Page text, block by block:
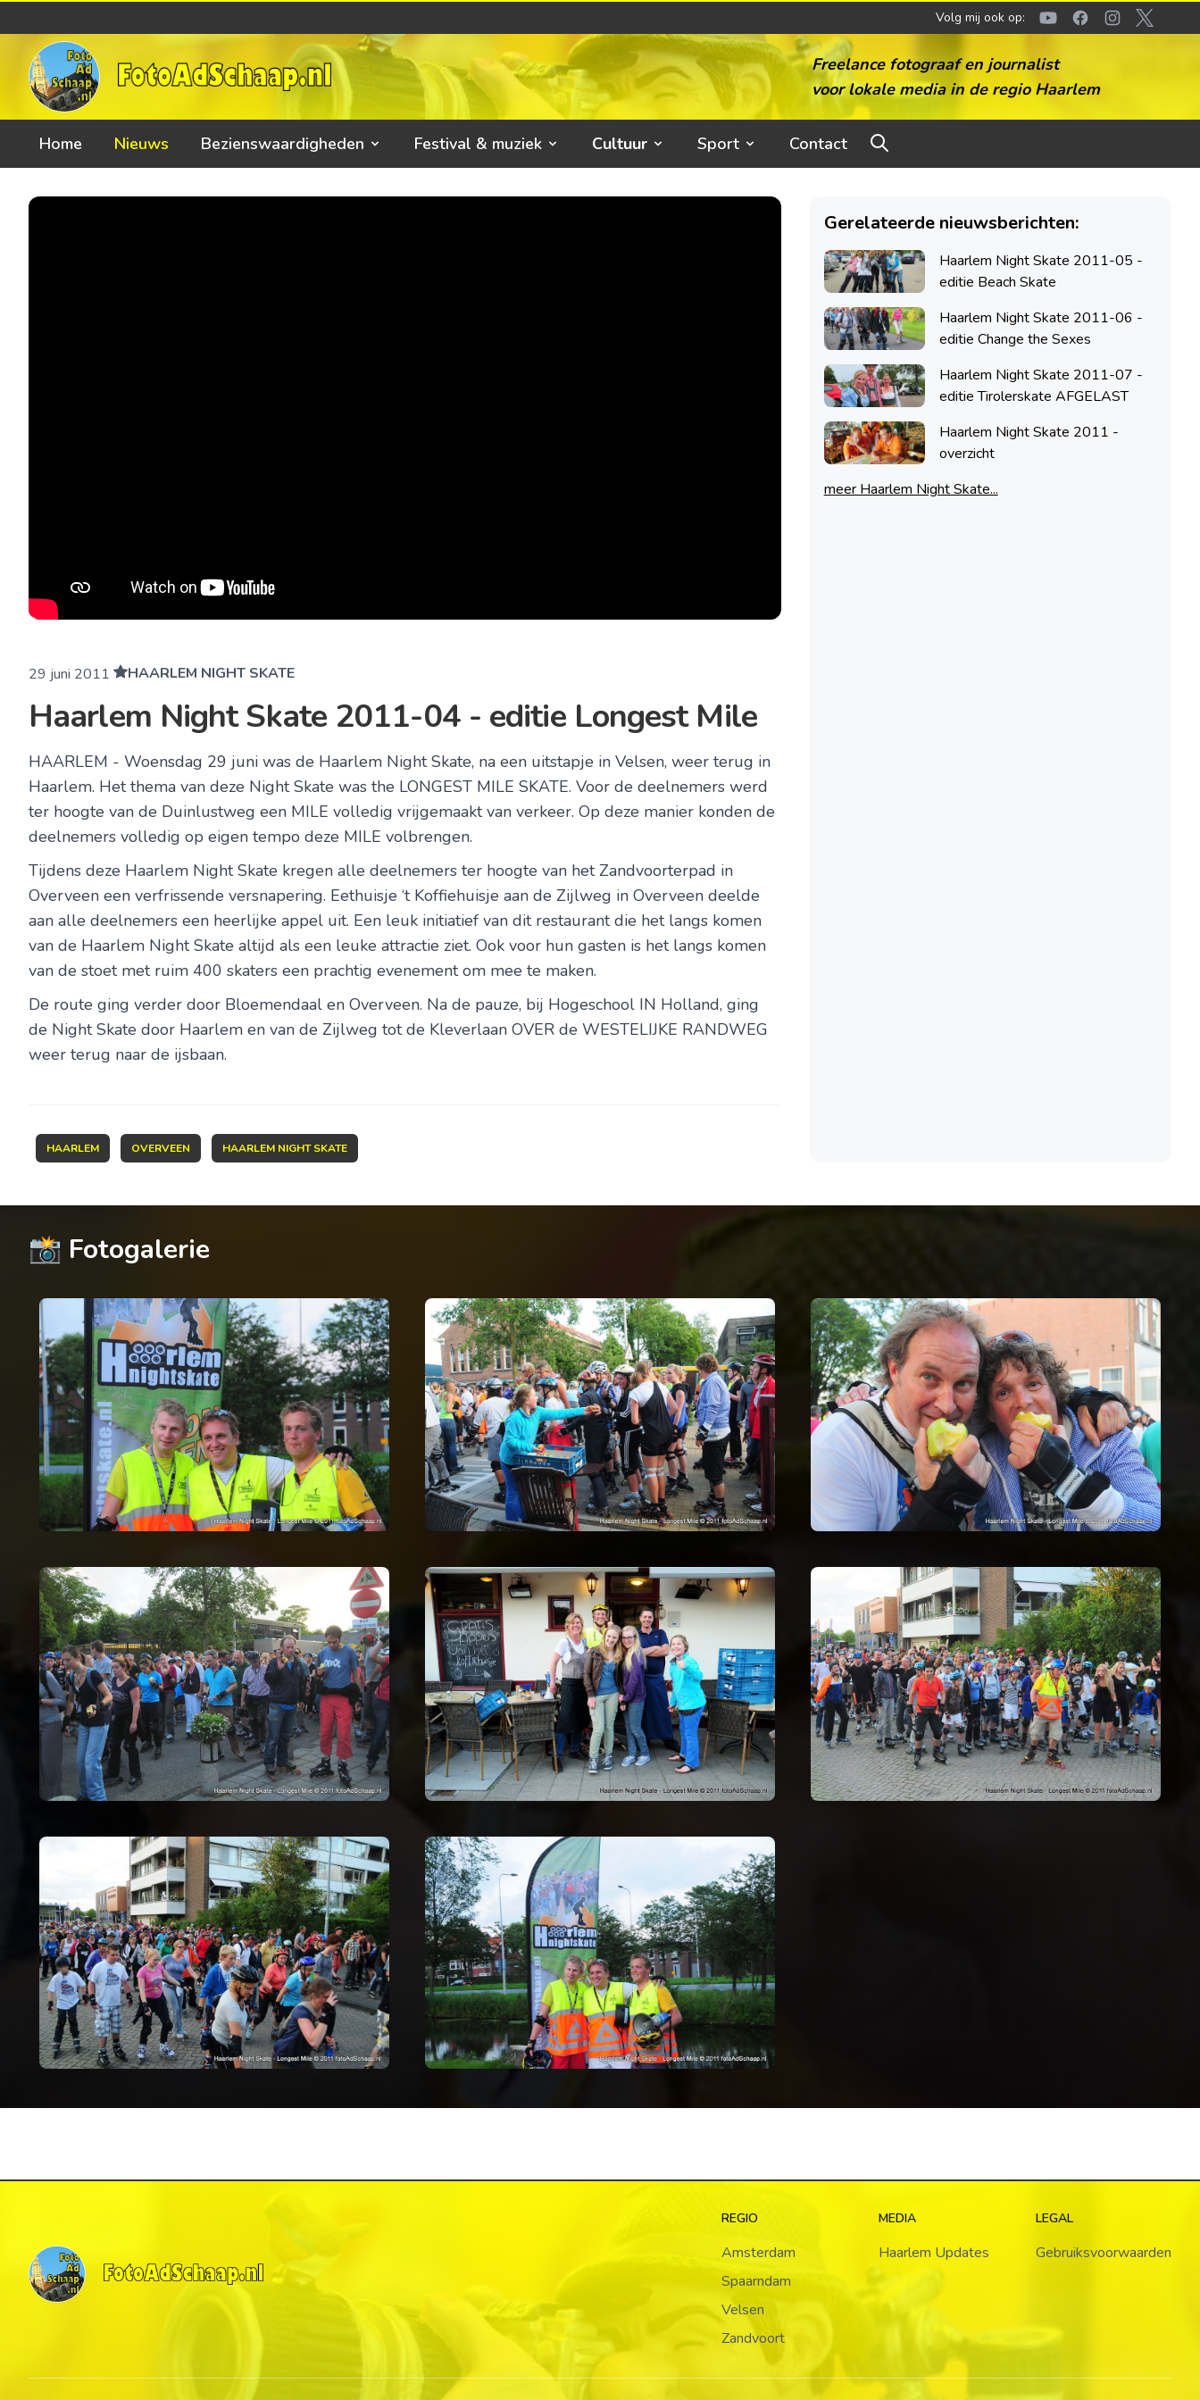
Volg mij ook op:
YoutubeFacebookInstagram
Twitter
Freelance fotograaf en journalist
voor lokale media in de regio Haarlem
Home Nieuws Bezienswaardigheden Festival & muziek Cultuur Sport Contact
29 juni 2011 HAARLEM NIGHT SKATE
Haarlem Night Skate 2011-04 - editie Longest Mile
HAARLEM - Woensdag 29 juni was de Haarlem Night Skate, na een uitstapje in Velsen, weer terug in
Haarlem. Het thema van deze Night Skate was the LONGEST MILE SKATE. Voor de deelnemers werd
ter hoogte van de Duinlustweg een MILE volledig vrijgemaakt van verkeer. Op deze manier konden de
deelnemers volledig op eigen tempo deze MILE volbrengen.
Tijdens deze Haarlem Night Skate kregen alle deelnemers ter hoogte van het Zandvoorterpad in
Overveen een verfrissende versnapering. Eethuisje ‘t Koffiehuisje aan de Zijlweg in Overveen deelde
aan alle deelnemers een heerlijke appel uit. Een leuk initiatief van dit restaurant die het langs komen
van de Haarlem Night Skate altijd als een leuke attractie ziet. Ook voor hun gasten is het langs komen
van de stoet met ruim 400 skaters een prachtig evenement om mee te maken.
De route ging verder door Bloemendaal en Overveen. Na de pauze, bij Hogeschool IN Holland, ging
de Night Skate door Haarlem en van de Zijlweg tot de Kleverlaan OVER de WESTELIJKE RANDWEG
weer terug naar de ijsbaan.
HAARLEM OVERVEEN HAARLEM NIGHT SKATE
Gerelateerde nieuwsberichten:
Haarlem Night Skate 2011-05 -
editie Beach Skate
Haarlem Night Skate 2011-06 -
editie Change the Sexes
Haarlem Night Skate 2011-07 -
editie Tirolerskate AFGELAST
Haarlem Night Skate 2011 -
overzicht
meer Haarlem Night Skate...
📸 Fotogalerie
REGIO
Amsterdam
Spaarndam
Velsen
Zandvoort
MEDIA
Haarlem Updates
LEGAL
Gebruiksvoorwaarden